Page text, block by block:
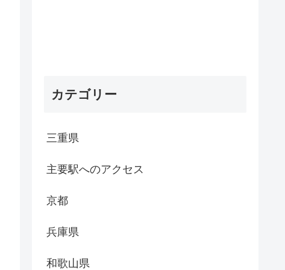
カテゴリー
三重県
主要駅へのアクセス
京都
兵庫県
和歌山県